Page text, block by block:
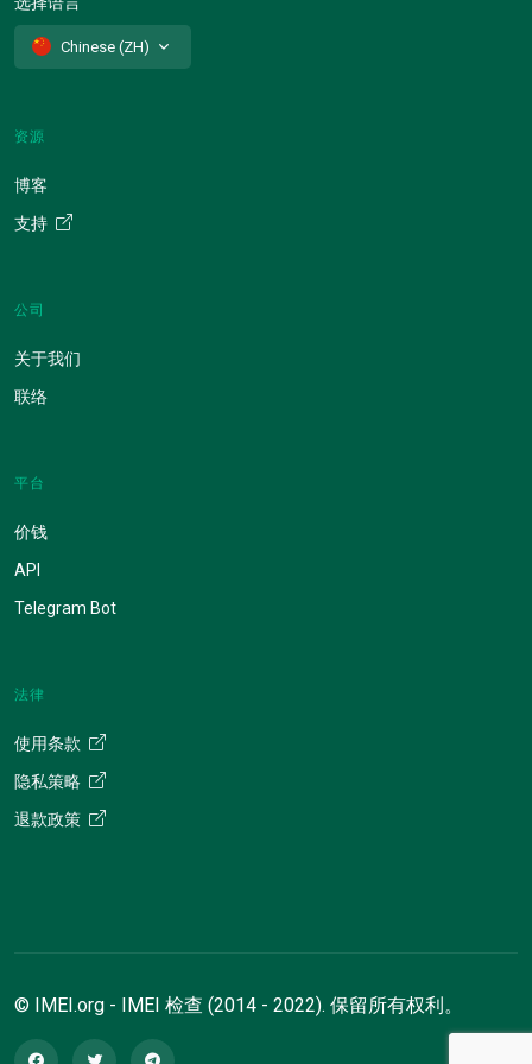
Chinese (ZH)
资源
博客
支持
公司
关于我们
联络
平台
价钱
API
Telegram Bot
法律
使用条款
隐私策略
退款政策
© IMEI.org - IMEI 检查 (2014 - 2022). 保留所有权利。